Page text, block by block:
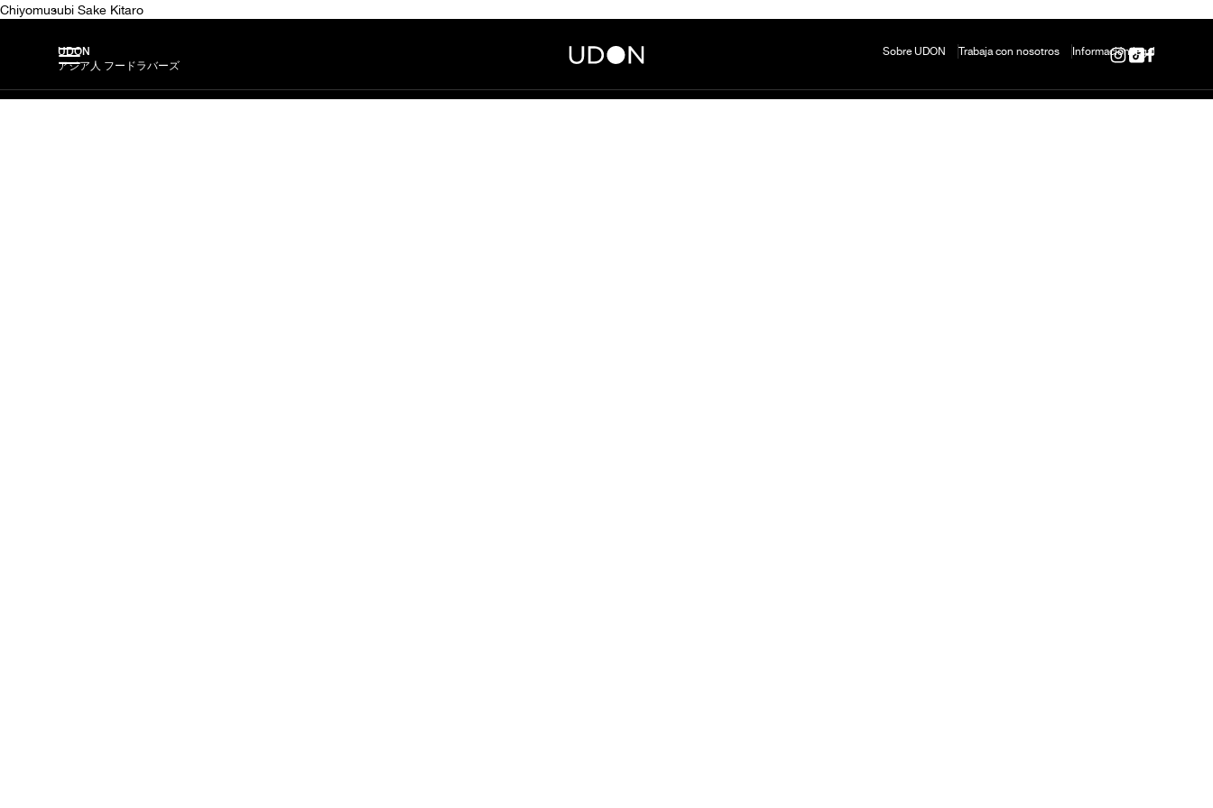
Chiyomusubi Sake Kitaro
UDON
アジア人 フードラバーズ
Sobre UDON Trabaja con nosotros Información legal